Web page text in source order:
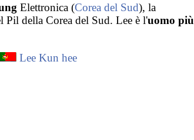
Elettronica (Corea del Sud), la
Pil della Corea del Sud. Lee è l'uomo più
Lee Kun hee